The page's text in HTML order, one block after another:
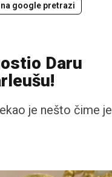
google pretrazi
Daru
je nešto čime je